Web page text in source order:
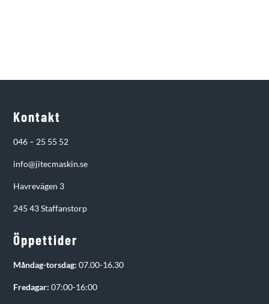
Kontakt
046 – 25 55 52
info@jitecmaskin.se
Havrevägen 3
245 43 Staffanstorp
Öppettider
Måndag-torsdag: 07.00-16.30
Fredagar: 07:00-16:00